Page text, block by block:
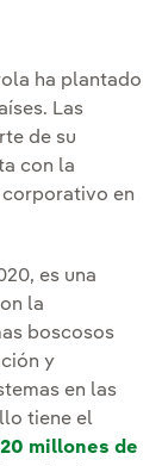
ha plantado
Las
de su
con la
en
es una
la
boscosos
y
en las
tiene el
20 millones de